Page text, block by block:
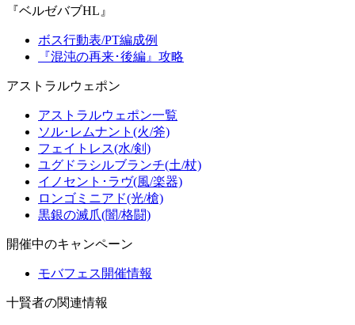
『ベルゼバブHL』
ボス行動表/PT編成例
『混沌の再来･後編』攻略
アストラルウェポン
アストラルウェポン一覧
ソル･レムナント(火/斧)
フェイトレス(水/剣)
ユグドラシルブランチ(土/杖)
イノセント･ラヴ(風/楽器)
ロンゴミニアド(光/槍)
黒銀の滅爪(闇/格闘)
開催中のキャンペーン
モバフェス開催情報
十賢者の関連情報